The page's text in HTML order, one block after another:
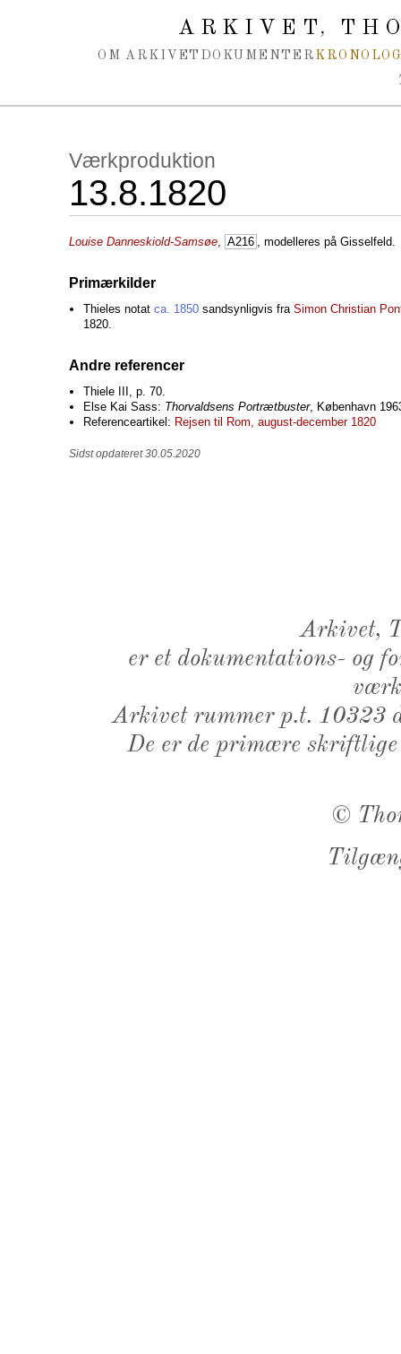
ARKIVET,
OM ARKIVET DOKUMENTER
Værkproduktion
13.8.1820
Louise Danneskiold-Samsøe, A216 , modelleres på Gisselfeld.
Primærkilder
Thieles notat ca. 1850 sandsynligvis fra Simon Christian
1820.
Andre referencer
Thiele III, p. 70.
Else Kai Sass: Thorvaldsens Portrætbuster, København
Referenceartikel: Rejsen til Rom, august-december 1820
Sidst opdateret 30.05.2020
Arkivet,
er et dokumentations- og
Arkivet rummer p.t. 10323
De er de primære
©